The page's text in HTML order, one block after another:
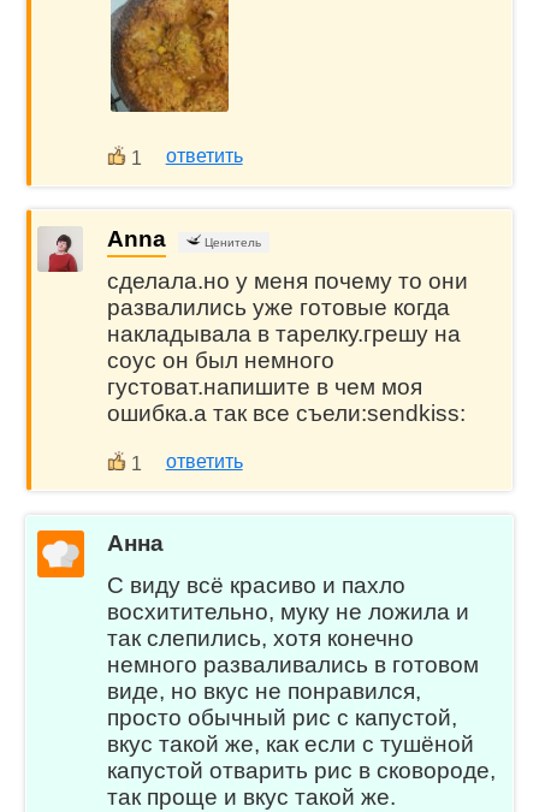
1 ответить
Anna Ценитель
сделала.но у меня почему то они
развалились уже готовые когда
накладывала в тарелку.грешу на
соус он был немного
густоват.напишите в чем моя
ошибка.а так все съели:sendkiss:
1 ответить
Анна
С виду всё красиво и пахло
восхитительно, муку не ложила и
так слепились, хотя конечно
немного разваливались в готовом
виде, но вкус не понравился,
просто обычный рис с капустой,
вкус такой же, как если с тушёной
капустой отварить рис в сковороде,
так проще и вкус такой же.